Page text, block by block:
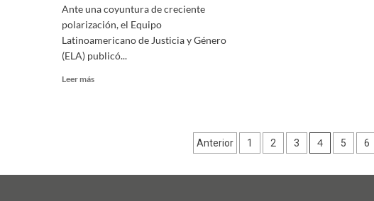
Ante una coyuntura de creciente
polarización, el Equipo
Latinoamericano de Justicia y Género
(ELA) publicó...
Leer más
Paginación
de
Anterior 1 2 3 4 5 6